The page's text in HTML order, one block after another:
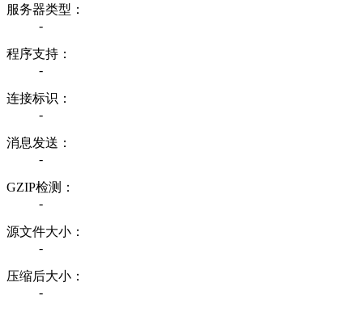
服务器类型：
-
程序支持：
-
连接标识：
-
消息发送：
-
GZIP检测：
-
源文件大小：
-
压缩后大小：
-